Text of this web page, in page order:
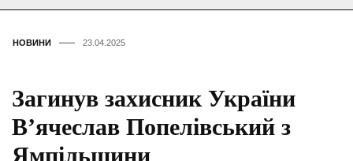
НОВИНИ 23.04.2025
Загинув захисник України
В’ячеслав Попелівський з
Ямпільщини